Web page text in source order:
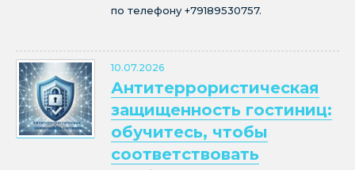
по телефону +79189530757.
10.07.2026
Антитеррористическая
защищенность гостиниц:
обучитесь, чтобы
соответствовать